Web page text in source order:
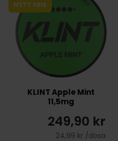
NYTT PRIS
KLINT Apple Mint
11,5mg
249,90 kr
24,99 kr /dosa